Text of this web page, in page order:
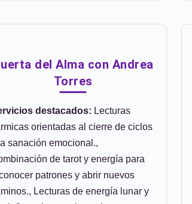
del Alma con Andrea
Torres
destacados: Lecturas
orientadas al cierre de ciclos
sanación emocional.,
de tarot y energía para
patrones y abrir nuevos
Lecturas de energía lunar y